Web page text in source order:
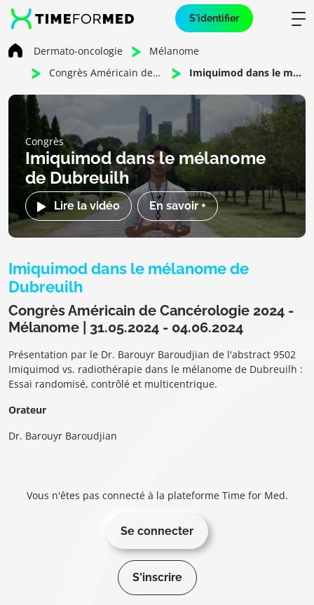
S'identifier
Dermato-oncologie
Mélanome
Congrès Américain de Cancérologie 2024 - Mélanome
Imiquimod dans le mélanome de Dubreuilh
Congrès
Imiquimod dans le mélanome
de Dubreuilh
Lire la vidéo En savoir +
Imiquimod dans le mélanome de
Dubreuilh
Congrès Américain de Cancérologie 2024 -
Mélanome | 31.05.2024 - 04.06.2024
Présentation par le Dr. Barouyr Baroudjian de l'abstract 9502
Imiquimod vs. radiothérapie dans le mélanome de Dubreuilh :
Essai randomisé, contrôlé et multicentrique.
Orateur
Dr. Barouyr Baroudjian
Vous n'êtes pas connecté à la plateforme Time for Med.
Se connecter
S'inscrire